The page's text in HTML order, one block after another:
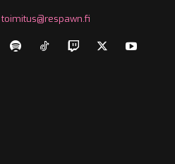
toimitus@respawn.fi